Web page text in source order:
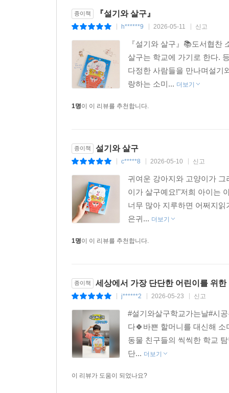
종이책 『설기와 살구』
h******9 2026-05-11 신고
『설기와 살구』📚도서협찬
살구는 학교에 가기로 한다.
다정한 사람들을 만나며설기
랑하는 소미... 더보기
1명이 이 리뷰를 추천합니다.
종이책 설기와 살구
c*****8 2026-05-10 신고
귀여운 강아지와 고양이가
이가 살구예요!"저희 아이는
너무 많아 지루하면 어쩌지
은귀... 더보기
1명이 이 리뷰를 추천합니다.
종이책 세상에서 가장 단단한 어린이를 위한
j******2 2026-05-23 신고
#설기와살구학교가는날#시
다🍀바쁜 할머니를 대신해
동물 친구들의 씩씩한 학교
단... 더보기
이 리뷰가 도움이 되었나요?